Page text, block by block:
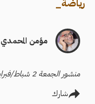
رياضة_
مؤمن المحمدي
منشور الجمعة 2 شباط/فبراير 2024
شارك